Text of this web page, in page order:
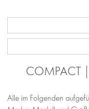
Alle im Folgenden